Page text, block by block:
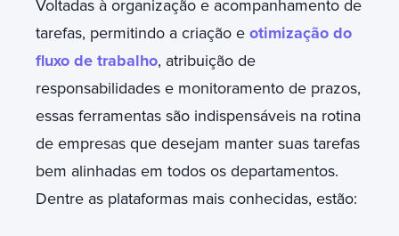
Voltadas à organização e acompanhamento de
tarefas, permitindo a criação e otimização do
fluxo de trabalho, atribuição de
responsabilidades e monitoramento de prazos,
essas ferramentas são indispensáveis na rotina
de empresas que desejam manter suas tarefas
bem alinhadas em todos os departamentos.
Dentre as plataformas mais conhecidas, estão: